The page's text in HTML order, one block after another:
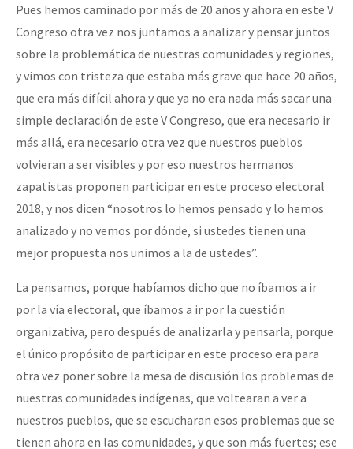
Pues hemos caminado por más de 20 años y ahora en este V
Congreso otra vez nos juntamos a analizar y pensar juntos
sobre la problemática de nuestras comunidades y regiones,
y vimos con tristeza que estaba más grave que hace 20 años,
que era más difícil ahora y que ya no era nada más sacar una
simple declaración de este V Congreso, que era necesario ir
más allá, era necesario otra vez que nuestros pueblos
volvieran a ser visibles y por eso nuestros hermanos
zapatistas proponen participar en este proceso electoral
2018, y nos dicen “nosotros lo hemos pensado y lo hemos
analizado y no vemos por dónde, si ustedes tienen una
mejor propuesta nos unimos a la de ustedes”.
La pensamos, porque habíamos dicho que no íbamos a ir
por la vía electoral, que íbamos a ir por la cuestión
organizativa, pero después de analizarla y pensarla, porque
el único propósito de participar en este proceso era para
otra vez poner sobre la mesa de discusión los problemas de
nuestras comunidades indígenas, que voltearan a ver a
nuestros pueblos, que se escucharan esos problemas que se
tienen ahora en las comunidades, y que son más fuertes; ese